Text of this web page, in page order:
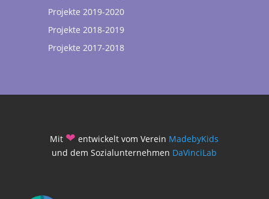
Projekte 2019-2020
Projekte 2018-2019
Projekte 2017-2018
Mit ❤ entwickelt vom Verein MadebyKids
und dem Sozialunternehmen DaVinciLab